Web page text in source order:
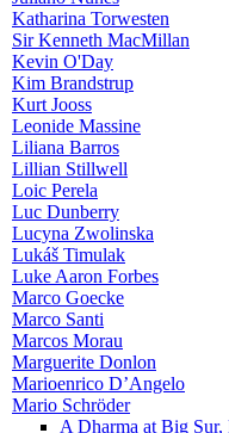
Katharina Torwesten
Sir Kenneth MacMillan
Kevin O'Day
Kim Brandstrup
Kurt Jooss
Leonide Massine
Liliana Barros
Lillian Stillwell
Loic Perela
Luc Dunberry
Lucyna Zwolinska
Lukáš Timulak
Luke Aaron Forbes
Marco Goecke
Marco Santi
Marcos Morau
Marguerite Donlon
Marioenrico D’Angelo
Mario Schröder
A Dharma at Big